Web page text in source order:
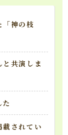
「神の枝
共演しま
載されてい